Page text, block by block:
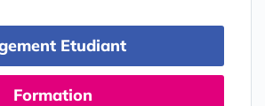
Etudiant
Formation